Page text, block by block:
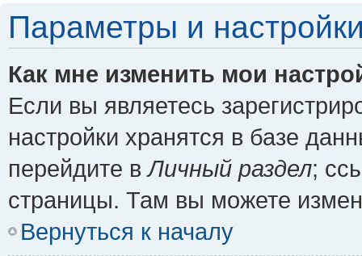
Параметры и
Как мне изменить мои
Если вы являетесь
настройки хранятся в базе
перейдите вЛичный раздел;
страницы. Там вы можете
Вернуться к началу